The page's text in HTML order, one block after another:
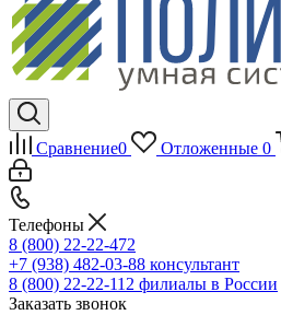
Сравнение0 Отложенные 0
Телефоны
8 (800) 22-22-472
+7 (938) 482-03-88 консультант
8 (800) 22-22-112 филиалы в России
Заказать звонок